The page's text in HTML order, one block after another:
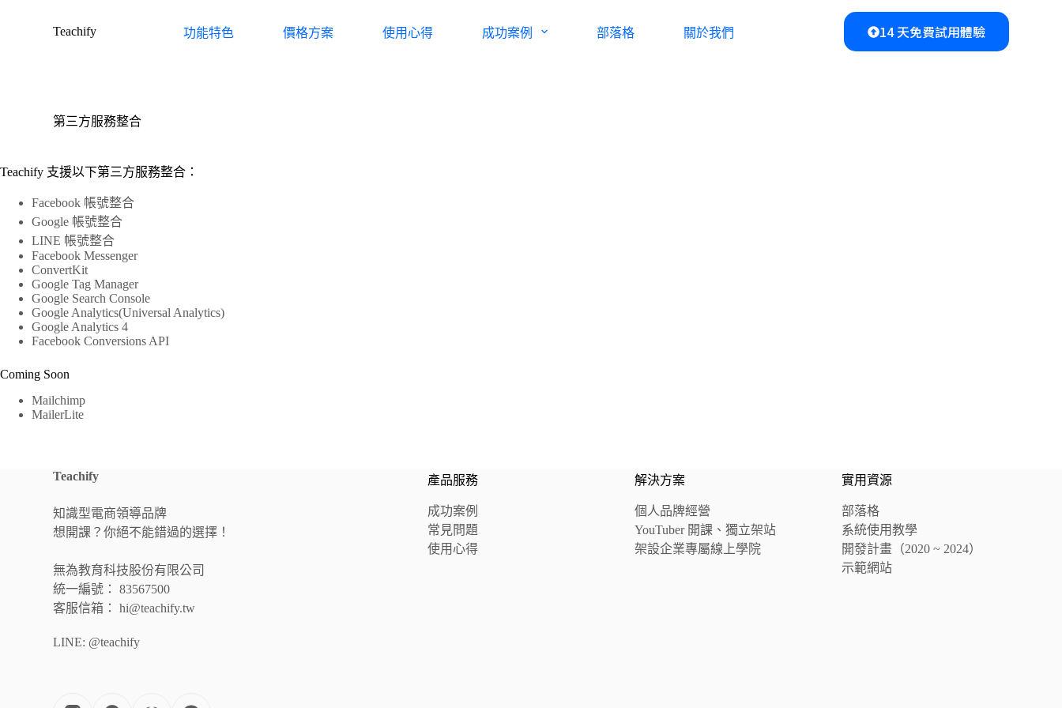
Teachify 功能特色 價格方案 使用心得 成功案例 部落格 關於我們 14 天免費試用體驗
第三方服務整合
Teachify 支援以下第三方服務整合：
Facebook 帳號整合
Google 帳號整合
LINE 帳號整合
Facebook Messenger
ConvertKit
Google Tag Manager
Google Search Console
Google Analytics(Universal Analytics)
Google Analytics 4
Facebook Conversions API
Coming Soon
Mailchimp
MailerLite
Teachify
知識型電商領導品牌
想開課？你絕不能錯過的選擇！
無為教育科技股份有限公司
統一編號： 83567500
客服信箱： hi@teachify.tw
LINE: @teachify
產品服務
成功案例
常見問題
使用心得
解決方案
個人品牌經營
YouTuber 開課、獨立架站
架設企業專屬線上學院
實用資源
部落格
系統使用教學
開發計畫（2020 ~ 2024）
示範網站